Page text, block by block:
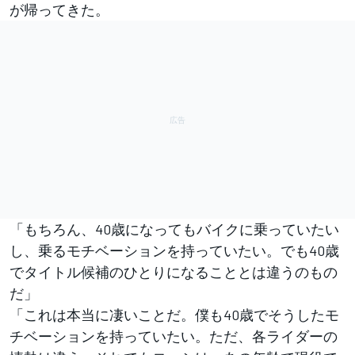
が帰ってきた。
「もちろん、40歳になってもバイクに乗っていたい
し、乗るモチベーションを持っていたい。でも40歳
でタイトル候補のひとりになることとは違うのもの
だ」
「これは本当に凄いことだ。僕も40歳でそうしたモ
チベーションを持っていたい。ただ、各ライダーの